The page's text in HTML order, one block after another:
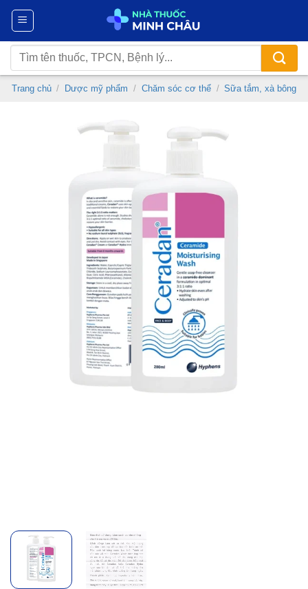
Chuyển
nội
dung
Tìm
kiếm:
Trang chủ / Dược mỹ phẩm / Chăm sóc cơ thể / Sữa tắm, xà bông